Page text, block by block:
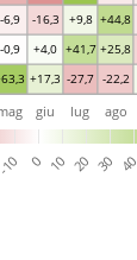
+17,3 -27,7 -22,2
-0,9 +4,0 +41,7 +25,8
-6,9 -16,3 +9,8 +44,8
-10 0 10 20 30 40
giu lug ago